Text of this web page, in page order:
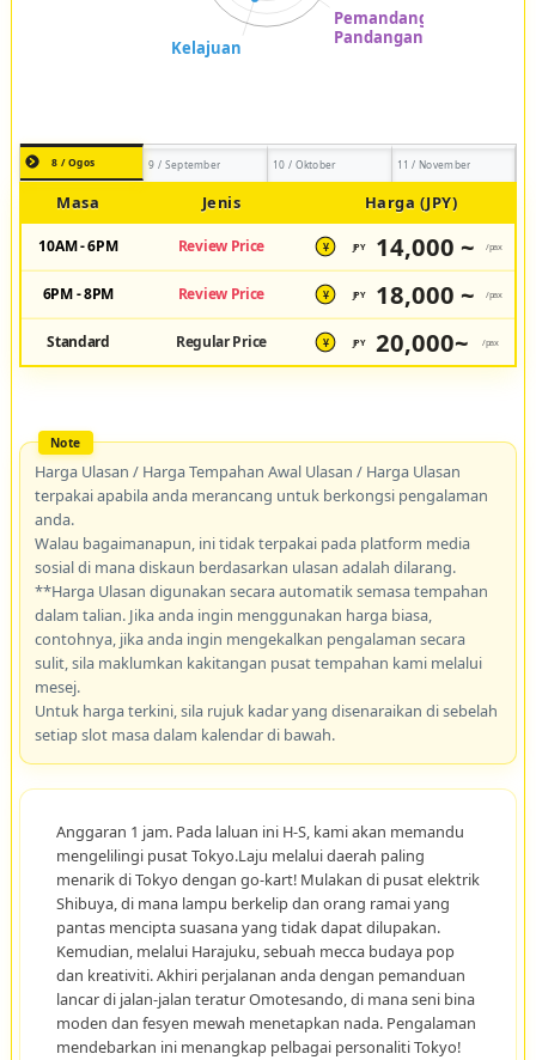
8 / Ogos 9 / September 10 / Oktober 11 / November
Masa Jenis Harga (JPY)
10AM - 6PM Review Price ¥ JPY 14,000 ~ /pax
6PM - 8PM Review Price ¥ JPY 18,000 ~ /pax
Standard Regular Price ¥ JPY 20,000~ /pax
Harga Ulasan / Harga Tempahan Awal Ulasan / Harga Ulasan
terpakai apabila anda merancang untuk berkongsi pengalaman
anda.
Walau bagaimanapun, ini tidak terpakai pada platform media
sosial di mana diskaun berdasarkan ulasan adalah dilarang.
**Harga Ulasan digunakan secara automatik semasa tempahan
dalam talian. Jika anda ingin menggunakan harga biasa,
contohnya, jika anda ingin mengekalkan pengalaman secara
sulit, sila maklumkan kakitangan pusat tempahan kami melalui
mesej.
Untuk harga terkini, sila rujuk kadar yang disenaraikan di sebelah
setiap slot masa dalam kalendar di bawah.
Anggaran 1 jam. Pada laluan ini H-S, kami akan memandu
mengelilingi pusat Tokyo.Laju melalui daerah paling
menarik di Tokyo dengan go-kart! Mulakan di pusat elektrik
Shibuya, di mana lampu berkelip dan orang ramai yang
pantas mencipta suasana yang tidak dapat dilupakan.
Kemudian, melalui Harajuku, sebuah mecca budaya pop
dan kreativiti. Akhiri perjalanan anda dengan pemanduan
lancar di jalan-jalan teratur Omotesando, di mana seni bina
moden dan fesyen mewah menetapkan nada. Pengalaman
mendebarkan ini menangkap pelbagai personaliti Tokyo!